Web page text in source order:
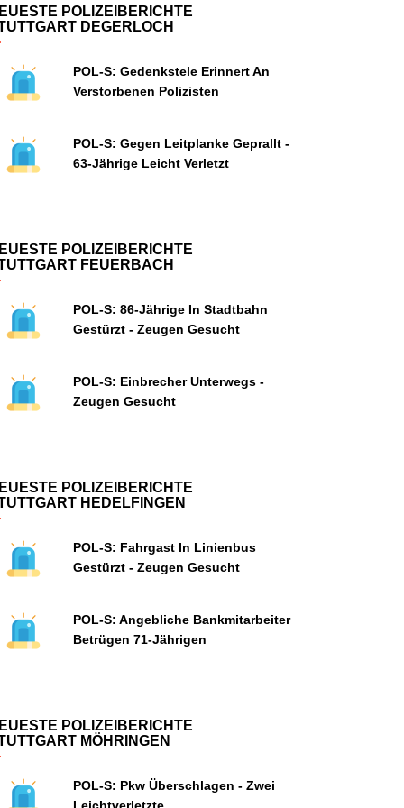
POLIZEIBERICHTE
DEGERLOCH
POL-S: Gedenkstele Erinnert An
Verstorbenen Polizisten
POL-S: Gegen Leitplanke Geprallt -
63-Jährige Leicht Verletzt
POLIZEIBERICHTE
FEUERBACH
POL-S: 86-Jährige In Stadtbahn
Gestürzt - Zeugen Gesucht
POL-S: Einbrecher Unterwegs -
Zeugen Gesucht
POLIZEIBERICHTE
HEDELFINGEN
POL-S: Fahrgast In Linienbus
Gestürzt - Zeugen Gesucht
POL-S: Angebliche Bankmitarbeiter
Betrügen 71-Jährigen
POLIZEIBERICHTE
MÖHRINGEN
POL-S: Pkw Überschlagen - Zwei